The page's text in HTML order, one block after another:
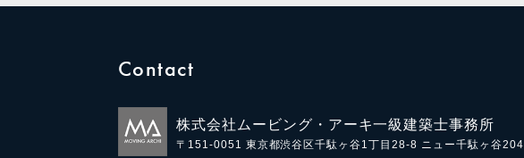
Contact
株式会社ムービング・アーキ一級建築士事務所
〒151-0051 東京都渋谷区千駄ヶ谷1丁目28-8 ニュー千駄ヶ谷204